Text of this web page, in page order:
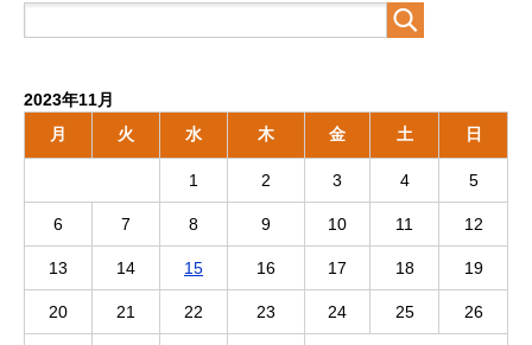
2023年11月
月
火 水 木 金 土 日
1 2 3 4 5
6 7 8 9 10 11 12
13 14 15 16 17 18 19
20 21 22 23 24 25 26